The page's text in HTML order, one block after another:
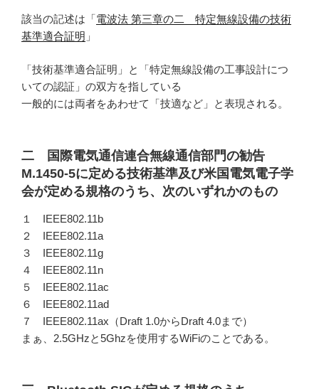
該当の記述は「電波法 第三章の二 特定無線設備の技術
基準適合証明 」
「技術基準適合証明」と「特定無線設備の工事設計につ
いての認証」の双方を指している
一般的には両者をあわせて「技適など」と表現される。
二 国際電気通信連合無線通信部門の勧告
M.1450-5に定める技術基準及び米国電気電子学
会が定める規格のうち、次のいずれかのもの
１ IEEE802.11b
２ IEEE802.11a
３ IEEE802.11g
４ IEEE802.11n
５ IEEE802.11ac
６ IEEE802.11ad
７ IEEE802.11ax（Draft 1.0からDraft 4.0まで）
まぁ、2.5GHzと5Ghzを使用するWiFiのことである。